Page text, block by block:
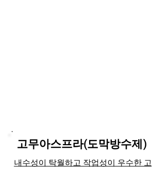
고무아스프라(도막방수제)
내수성이 탁월하고 작업성이 우수한 고